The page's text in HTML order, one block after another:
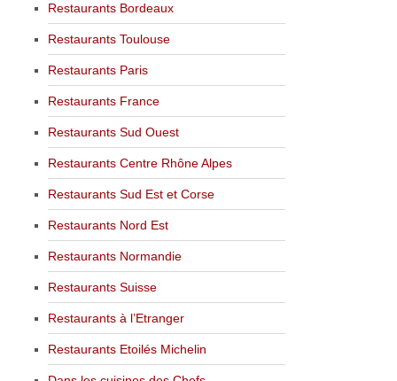
Restaurants Bordeaux
Restaurants Toulouse
Restaurants Paris
Restaurants France
Restaurants Sud Ouest
Restaurants Centre Rhône Alpes
Restaurants Sud Est et Corse
Restaurants Nord Est
Restaurants Normandie
Restaurants Suisse
Restaurants à l’Etranger
Restaurants Etoilés Michelin